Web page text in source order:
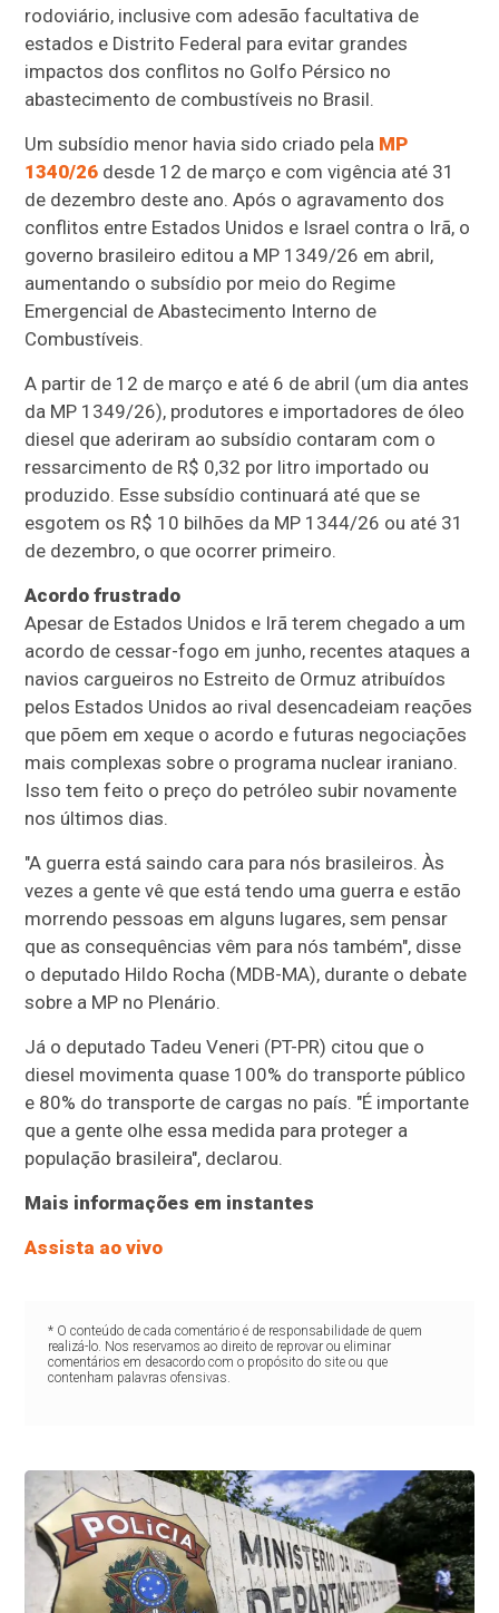
rodoviário, inclusive com adesão facultativa de
estados e Distrito Federal para evitar grandes
impactos dos conflitos no Golfo Pérsico no
abastecimento de combustíveis no Brasil.
Um subsídio menor havia sido criado pela MP
1340/26 desde 12 de março e com vigência até 31
de dezembro deste ano. Após o agravamento dos
conflitos entre Estados Unidos e Israel contra o Irã, o
governo brasileiro editou a MP 1349/26 em abril,
aumentando o subsídio por meio do Regime
Emergencial de Abastecimento Interno de
Combustíveis.
A partir de 12 de março e até 6 de abril (um dia antes
da MP 1349/26), produtores e importadores de óleo
diesel que aderiram ao subsídio contaram com o
ressarcimento de R$ 0,32 por litro importado ou
produzido. Esse subsídio continuará até que se
esgotem os R$ 10 bilhões da MP 1344/26 ou até 31
de dezembro, o que ocorrer primeiro.
Acordo frustrado
Apesar de Estados Unidos e Irã terem chegado a um
acordo de cessar-fogo em junho, recentes ataques a
navios cargueiros no Estreito de Ormuz atribuídos
pelos Estados Unidos ao rival desencadeiam reações
que põem em xeque o acordo e futuras negociações
mais complexas sobre o programa nuclear iraniano.
Isso tem feito o preço do petróleo subir novamente
nos últimos dias.
"A guerra está saindo cara para nós brasileiros. Às
vezes a gente vê que está tendo uma guerra e estão
morrendo pessoas em alguns lugares, sem pensar
que as consequências vêm para nós também", disse
o deputado Hildo Rocha (MDB-MA), durante o debate
sobre a MP no Plenário.
Já o deputado Tadeu Veneri (PT-PR) citou que o
diesel movimenta quase 100% do transporte público
e 80% do transporte de cargas no país. "É importante
que a gente olhe essa medida para proteger a
população brasileira", declarou.
Mais informações em instantes
Assista ao vivo
* O conteúdo de cada comentário é de responsabilidade de quem
realizá-lo. Nos reservamos ao direito de reprovar ou eliminar
comentários em desacordo com o propósito do site ou que
contenham palavras ofensivas.